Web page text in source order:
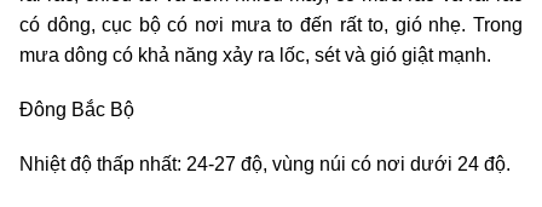
có dông, cục bộ có nơi mưa to đến rất to, gió nhẹ. Trong
mưa dông có khả năng xảy ra lốc, sét và gió giật mạnh.
Đông Bắc Bộ
Nhiệt độ thấp nhất: 24-27 độ, vùng núi có nơi dưới 24 độ.